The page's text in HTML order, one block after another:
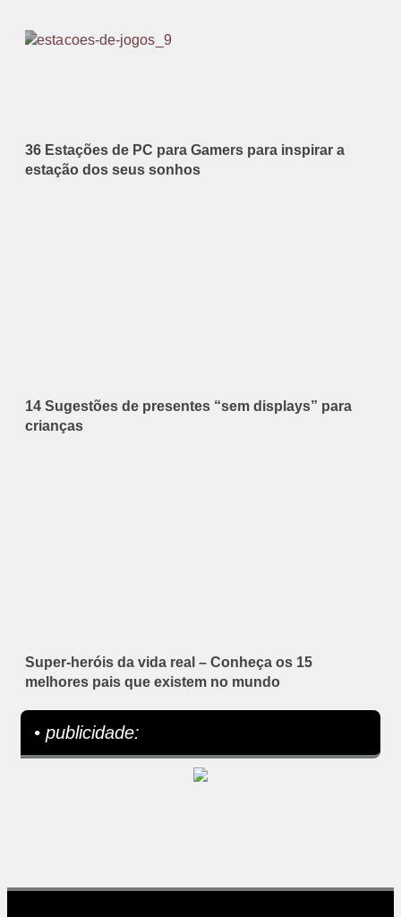
36 Estações de PC para Gamers para inspirar a
estação dos seus sonhos
14 Sugestões de presentes “sem displays” para
crianças
Super-heróis da vida real – Conheça os 15
melhores pais que existem no mundo
• publicidade: